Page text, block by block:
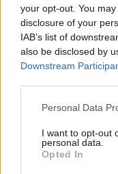
your opt-out. You
disclosure of your
IAB’s list of
also be disclosed by
Downstream
Personal Data
I want to opt-out
personal data.
Opted In